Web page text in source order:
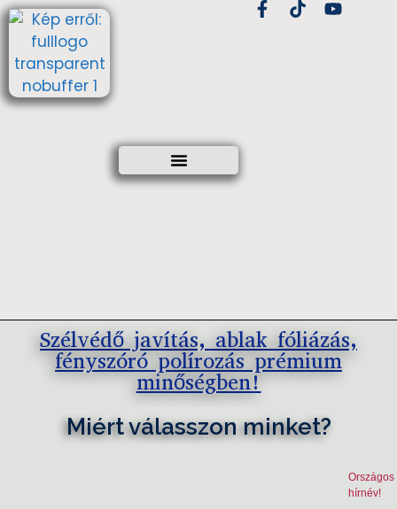
Szélvédő javítás, ablak fóliázás,
fényszóró polírozás prémium
minőségben!
Miért válasszon minket?
Országos
hírnév!